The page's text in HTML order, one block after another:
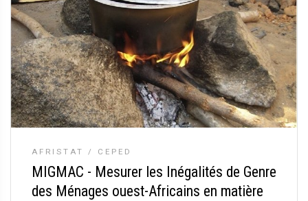
AFRISTAT / CEPED
MIGMAC - Mesurer les Inégalités de Genre
des Ménages ouest-Africains en matière